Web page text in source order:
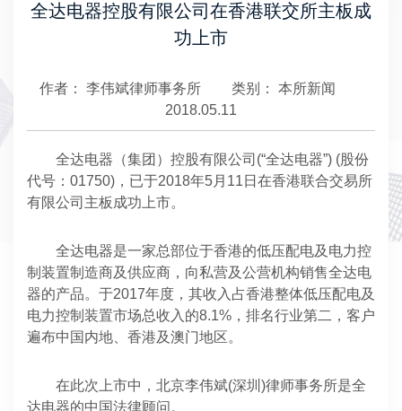
全达电器控股有限公司在香港联交所主板成
功上市
作者： 李伟斌律师事务所 类别： 本所新闻
2018.05.11
全达电器（集团）控股有限公司(“全达电器”) (股份
代号：01750)，已于2018年5月11日在香港联合交易所
有限公司主板成功上市。
全达电器是一家总部位于香港的低压配电及电力控
制装置制造商及供应商，向私营及公营机构销售全达电
器的产品。于2017年度，其收入占香港整体低压配电及
电力控制装置市场总收入的8.1%，排名行业第二，客户
遍布中国内地、香港及澳门地区。
在此次上市中，北京李伟斌(深圳)律师事务所是全
达电器的中国法律顾问。